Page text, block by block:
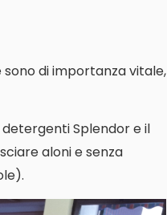
sono di importanza vitale,
Splendor e il
aloni e senza